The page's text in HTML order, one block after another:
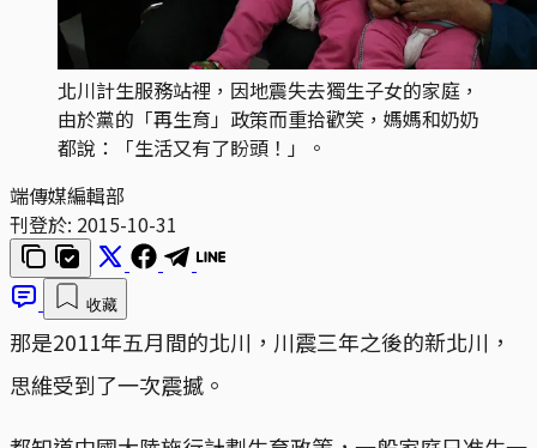
北川計生服務站裡，因地震失去獨生子女的家庭，
由於黨的「再生育」政策而重拾歡笑，媽媽和奶奶
都說：「生活又有了盼頭！」。
端傳媒編輯部
刊登於: 2015-10-31
收藏
那是2011年五月間的北川，川震三年之後的新北川，
思維受到了一次震撼。